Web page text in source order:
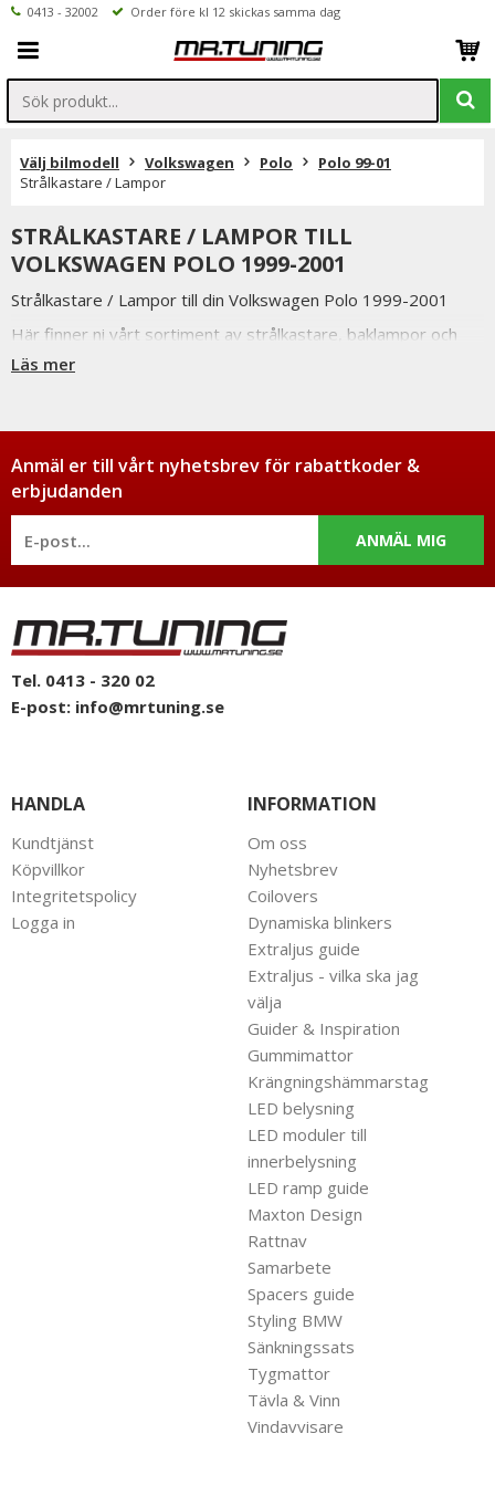
0413 - 32002 Order före kl 12 skickas samma dag
Välj bilmodell Volkswagen Polo
Polo 99-01
Strålkastare / Lampor
STRÅLKASTARE / LAMPOR TILL
VOLKSWAGEN POLO 1999-2001
Strålkastare / Lampor till din Volkswagen Polo 1999-2001
Här finner ni vårt sortiment av strålkastare, baklampor och
skärmblinkers.
ljusbild.
de är godkända för svensk trafik.
Ej att jämföras med billigare modeller med dålig passform och
utan godkännande.
Läs mer
Anmäl er till vårt nyhetsbrev för rabattkoder &
erbjudanden
ANMÄL MIG
Tel. 0413 - 320 02
E-post: info@mrtuning.se
HANDLA
Kundtjänst
Köpvillkor
Integritetspolicy
Logga in
INFORMATION
Om oss
Nyhetsbrev
Coilovers
Dynamiska blinkers
Extraljus guide
Extraljus - vilka ska jag
välja
Guider & Inspiration
Gummimattor
Krängningshämmarstag
LED belysning
LED moduler till
innerbelysning
LED ramp guide
Maxton Design
Rattnav
Samarbete
Spacers guide
Styling BMW
Sänkningssats
Tygmattor
Tävla & Vinn
Vindavvisare